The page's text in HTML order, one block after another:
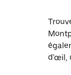
d'œil,